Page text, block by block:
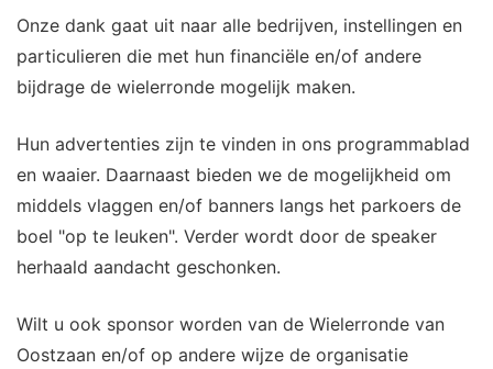
Onze dank gaat uit naar alle bedrijven, instellingen en
particulieren die met hun financiële en/of andere
bijdrage de wielerronde mogelijk maken.
Hun advertenties zijn te vinden in ons programmablad
en waaier. Daarnaast bieden we de mogelijkheid om
middels vlaggen en/of banners langs het parkoers de
boel "op te leuken". Verder wordt door de speaker
herhaald aandacht geschonken.
Wilt u ook sponsor worden van de Wielerronde van
Oostzaan en/of op andere wijze de organisatie